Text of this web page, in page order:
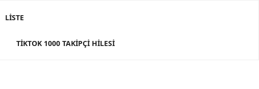
LISTE
TIKTOK 1000 TAKIPÇI HILESI